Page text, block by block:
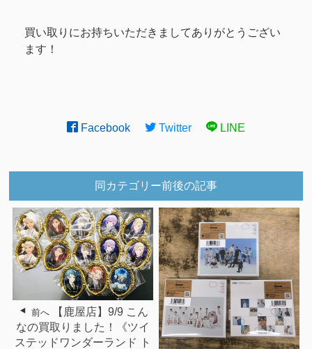
買い取りにお持ちいただきましてありがとうござい
ます！
Facebook Twitter LINE
同カテゴリー前後の記事
前へ
【鹿屋店】9/9 こん
なの買取りました！《ツイ
ステッドワンダーランド ト